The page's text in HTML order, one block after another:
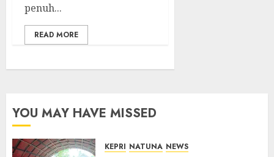
penuh...
READ MORE
YOU MAY HAVE MISSED
KEPRI NATUNA NEWS